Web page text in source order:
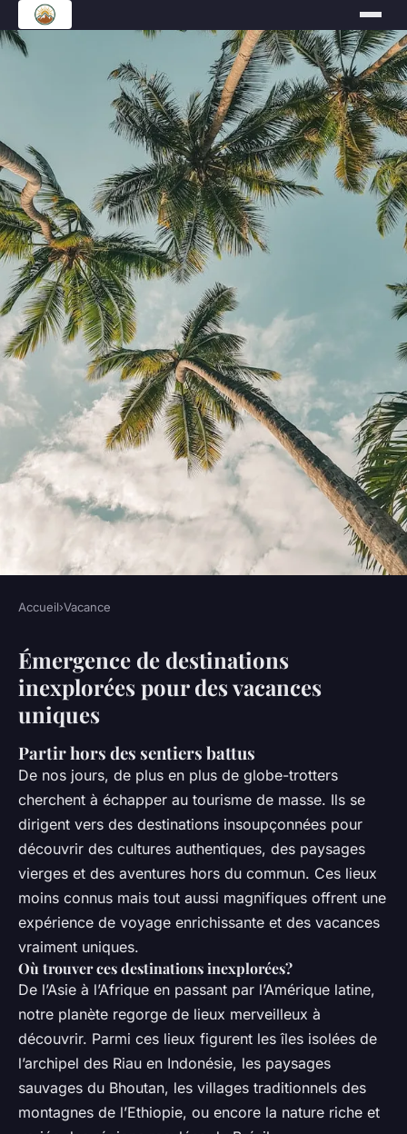
Quels sont les nouveaux types
de destinations prisés pour
des voyages uniques ?
Mathieu •22 décembre 2023• 8 min de lecture
Accueil›Vacance
Émergence de destinations
inexplorées pour des vacances
uniques
Partir hors des sentiers battus
De nos jours, de plus en plus de globe-trotters
cherchent à échapper au tourisme de masse. Ils se
dirigent vers des destinations insoupçonnées pour
découvrir des cultures authentiques, des paysages
vierges et des aventures hors du commun. Ces lieux
moins connus mais tout aussi magnifiques offrent une
expérience de voyage enrichissante et des vacances
vraiment uniques.
Où trouver ces destinations inexplorées?
De l’Asie à l’Afrique en passant par l’Amérique latine,
notre planète regorge de lieux merveilleux à
découvrir. Parmi ces lieux figurent les îles isolées de
l’archipel des Riau en Indonésie, les paysages
sauvages du Bhoutan, les villages traditionnels des
montagnes de l’Ethiopie, ou encore la nature riche et